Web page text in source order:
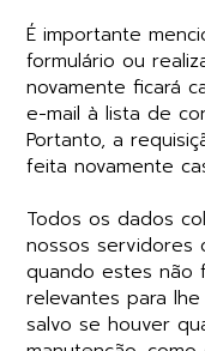
É importante
formulário ou
novamente ficará
e-mail à lista de
Portanto, a
feita novamente
Todos os dados
nossos servidores
quando estes não
relevantes para
salvo se houver